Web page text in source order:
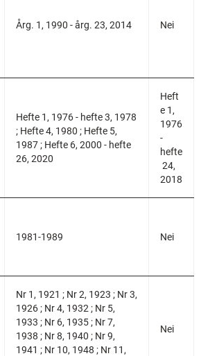
Årg. 1, 1990 - årg. 23, 2014 Nei
Hefte 1, 1976 - hefte 3, 1978
; Hefte 4, 1980 ; Hefte 5,
1987 ; Hefte 6, 2000 - hefte
26, 2020
Heft
e 1,
1976
-
hefte
24,
2018
1981-1989 Nei
Nr 1, 1921 ; Nr 2, 1923 ; Nr 3,
1926 ; Nr 4, 1932 ; Nr 5,
1933 ; Nr 6, 1935 ; Nr 7,
1938 ; Nr 8, 1940 ; Nr 9,
1941 ; Nr 10, 1948 ; Nr 11,
Nei